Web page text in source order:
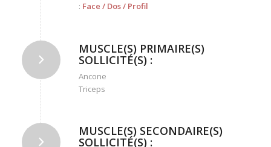
: Face / Dos/ Profil
MUSCLE(S) PRIMAIRE(S)
SOLLICITÉ(S) :
Ancone
Triceps
MUSCLE(S) SECONDAIRE(S)
SOLLICITÉ(S) :